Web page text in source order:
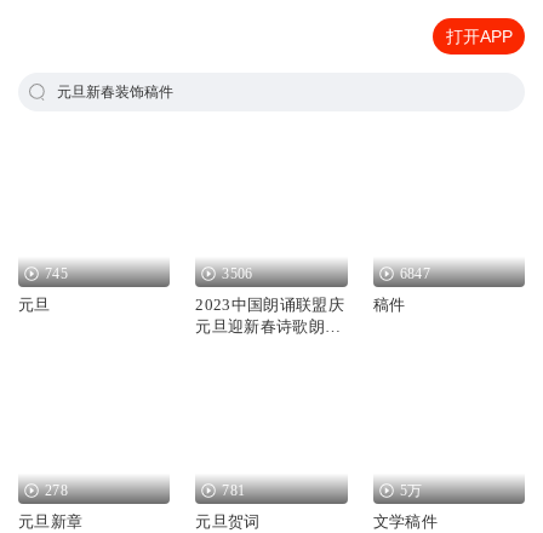
打开APP
元旦新春装饰稿件
745
元旦
3506
2023中国朗诵联盟庆
元旦迎新春诗歌朗诵
6847
稿件
278
元旦新章
781
元旦贺词
5万
文学稿件